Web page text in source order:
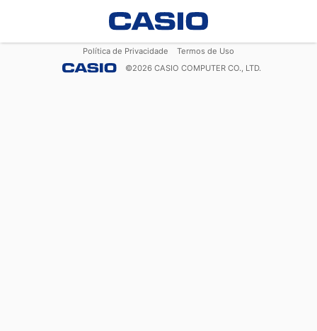
Política de Privacidade
Termos de Uso
©2026 CASIO COMPUTER CO., LTD.